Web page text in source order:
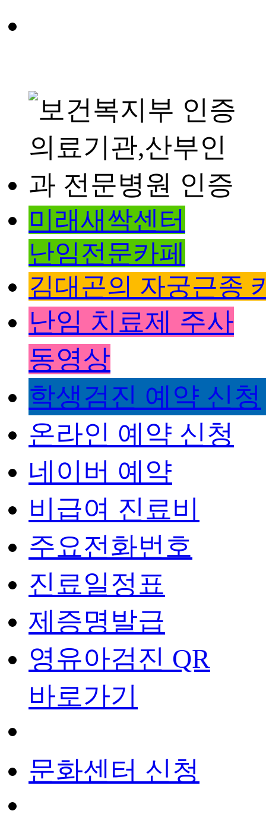
미래새싹센터
난임전문카페
김대곤의 자궁근종
난임 치료제 주사
동영상
학생검진 예약 신청
온라인 예약 신청
네이버 예약
비급여 진료비
주요전화번호
진료일정표
제증명발급
영유아검진 QR
바로가기
문화센터 신청